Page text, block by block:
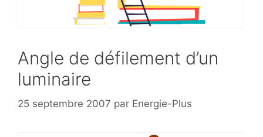
Angle de défilement d’un
luminaire
25 septembre 2007 par Energie-Plus